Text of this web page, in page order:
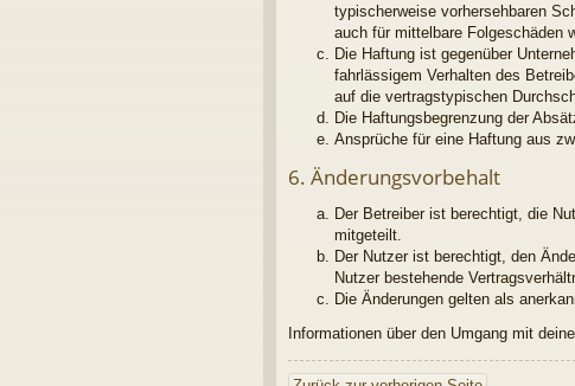
typischerweise vorhersehbaren
auch für mittelbare Folgeschäden
Die Haftung ist gegenüber
fahrlässigem Verhalten des
auf die vertragstypischen
Die Haftungsbegrenzung der
Ansprüche für eine Haftung aus
6. Änderungsvorbehalt
Der Betreiber ist berechtigt, die
mitgeteilt.
Der Nutzer ist berechtigt, den
Nutzer bestehende
Die Änderungen gelten als
Informationen über den Umgang mit